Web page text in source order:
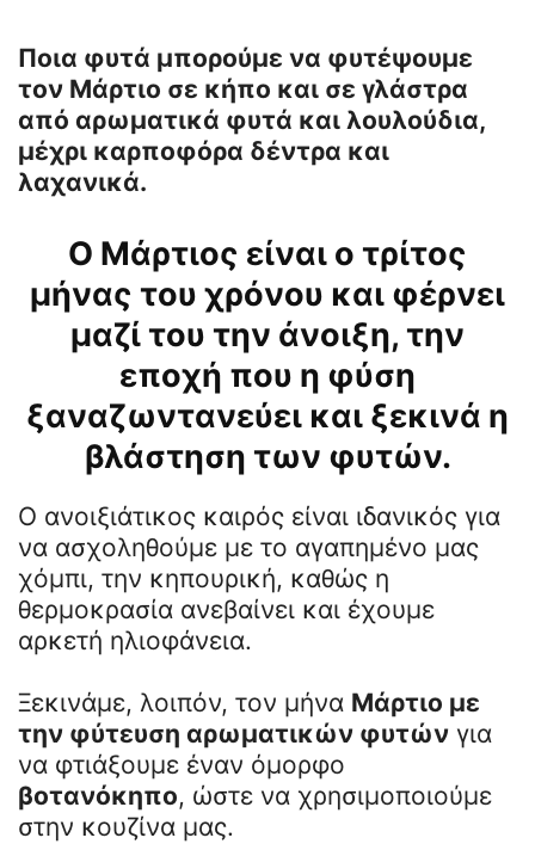
Ποια φυτά μπορούμε να φυτέψουμε
τον Μάρτιο σε κήπο και σε γλάστρα
από αρωματικά φυτά και λουλούδια,
μέχρι καρποφόρα δέντρα και
λαχανικά.
Ο Mάρτιος είναι ο τρίτος
μήνας του χρόνου και φέρνει
μαζί του την άνοιξη, την
εποχή που η φύση
ξαναζωντανεύει και ξεκινά η
βλάστηση των φυτών.
Ο ανοιξιάτικος καιρός είναι ιδανικός για
να ασχοληθούμε με το αγαπημένο μας
χόμπι, την κηπουρική, καθώς η
θερμοκρασία ανεβαίνει και έχουμε
αρκετή ηλιοφάνεια.
Ξεκινάμε, λοιπόν, τον μήνα Μάρτιο με
την φύτευση αρωματικών φυτών για
να φτιάξουμε έναν όμορφο
βοτανόκηπο, ώστε να χρησιμοποιούμε
στην κουζίνα μας.